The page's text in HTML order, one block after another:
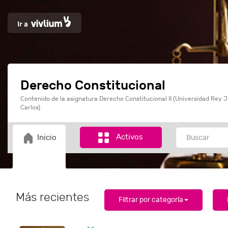
Derecho Constitucional
Contenido de la asignatura Derecho Constitucional II (Universidad Rey
Carlos)
Inicio Activos
Más recientes Filtrar por categoría